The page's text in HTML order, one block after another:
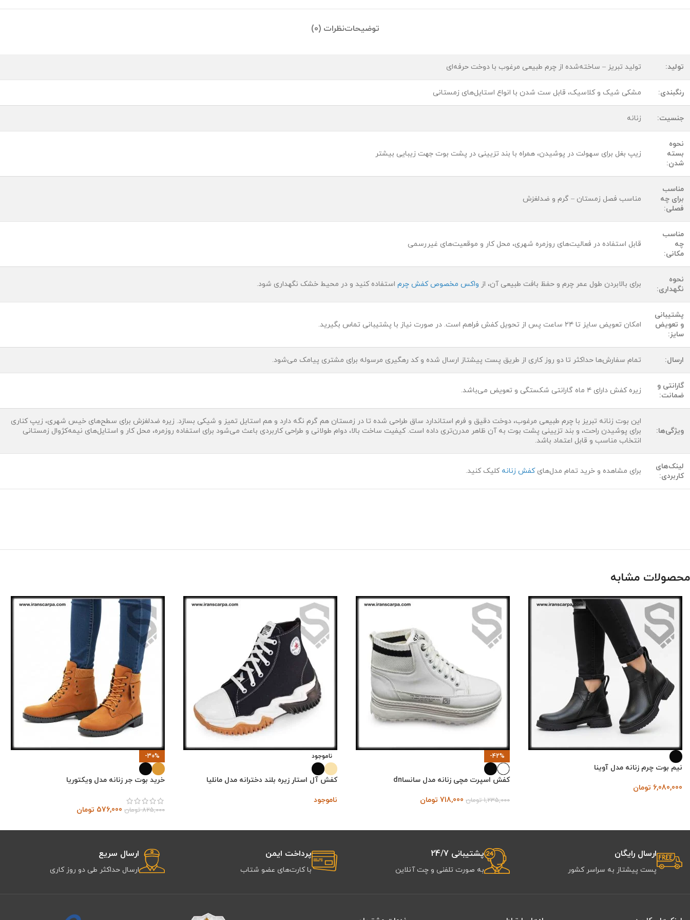
توضیحاتنظرات (0)
تولید: تولید تبریز – ساخته‌شده از چرم طبیعی مرغوب با دوخت حرفه‌ای
رنگبندی: مشکی شیک و کلاسیک، قابل ست شدن با انواع استایل‌های زمستانی
جنسیت: زنانه
نحوه
بسته
شدن:
زیپ بغل برای سهولت در پوشیدن، همراه با بند تزیینی در پشت بوت جهت زیبایی بیشتر
مناسب
برای چه
فصلی:
مناسب فصل زمستان – گرم و ضد‌لغزش
مناسب
چه
مکانی:
قابل استفاده در فعالیت‌های روزمره شهری، محل کار و موقعیت‌های غیررسمی
نحوه
نگهداری:
برای بالابردن طول عمر چرم و حفظ بافت طبیعی آن، از واکس مخصوص کفش چرم استفاده کنید و در محیط خشک نگهداری شود.
پشتیبانی
و تعویض
سایز:
امکان تعویض سایز تا ۲۴ ساعت پس از تحویل کفش فراهم است. در صورت نیاز با پشتیبانی تماس بگیرید.
ارسال: تمام سفارش‌ها حداکثر تا دو روز کاری از طریق پست پیشتاز ارسال شده و کد رهگیری مرسوله برای مشتری پیامک می‌شود.
گارانتی و
ضمانت:
زیره کفش دارای ۴ ماه گارانتی شکستگی و تعویض می‌باشد.
ویژگی‌ها:
این بوت زنانه تبریز با چرم طبیعی مرغوب، دوخت دقیق و فرم استاندارد ساق طراحی شده تا در زمستان هم گرم نگه دارد و هم استایل تمیز و شیکی بسازد. زیره ضدلغزش برای سطح‌های خیس شهری، زیپ کناری
برای پوشیدن راحت، و بند تزیینی پشت بوت به آن ظاهر مدرن‌تری داده است. کیفیت ساخت بالا، دوام طولانی و طراحی کاربردی باعث می‌شود برای استفاده روزمره، محل کار و استایل‌های نیمه‌کژوال زمستانی
انتخاب مناسب و قابل اعتماد باشد.
لینک‌های
کاربردی:
برای مشاهده و خرید تمام مدل‌هایکفش زنانه کلیک کنید.
محصولات مشابه
نیم بوت چرم زنانه مدل آوینا
6,080,000 تومان
-42%
کفش اسپرت مچی زنانه مدل سانساdn
1,235,000 تومان 718,000 تومان
ناموجود
کفش آل استار زیره بلند دخترانه مدل مانلیا
ناموجود
-30%
خرید بوت جر زنانه مدل ویکتوریا
825,000 تومان 576,000 تومان
ارسال رایگان
پست پیشتاز به سراسر کشور
پشتیبانی 24/7
به صورت تلفنی و چت آنلاین
پرداخت ایمن
با کارت‌های عضو شتاب
ارسال سریع
ارسال حداکثر طی دو روز کاری